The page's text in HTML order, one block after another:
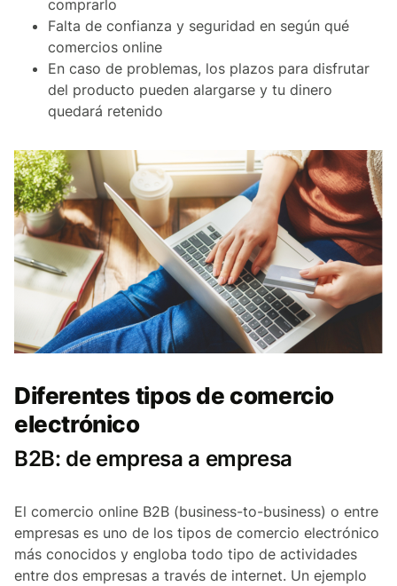
comprarlo
Falta de confianza y seguridad en según qué
comercios online
En caso de problemas, los plazos para disfrutar
del producto pueden alargarse y tu dinero
quedará retenido
Diferentes tipos de comercio
electrónico
B2B: de empresa a empresa
El comercio online B2B (business-to-business) o entre
empresas es uno de los tipos de comercio electrónico
más conocidos y engloba todo tipo de actividades
entre dos empresas a través de internet. Un ejemplo